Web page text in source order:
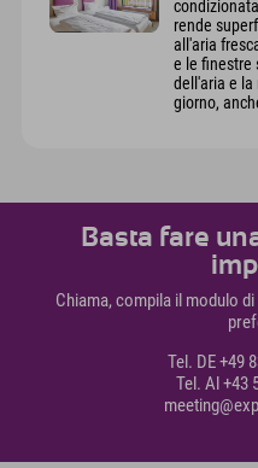
rende
all'aria
e le finestre
dell'aria e la
giorno,
Basta fare
Chiama, compila il modulo
Tel. DE +49
Tel. Al +43